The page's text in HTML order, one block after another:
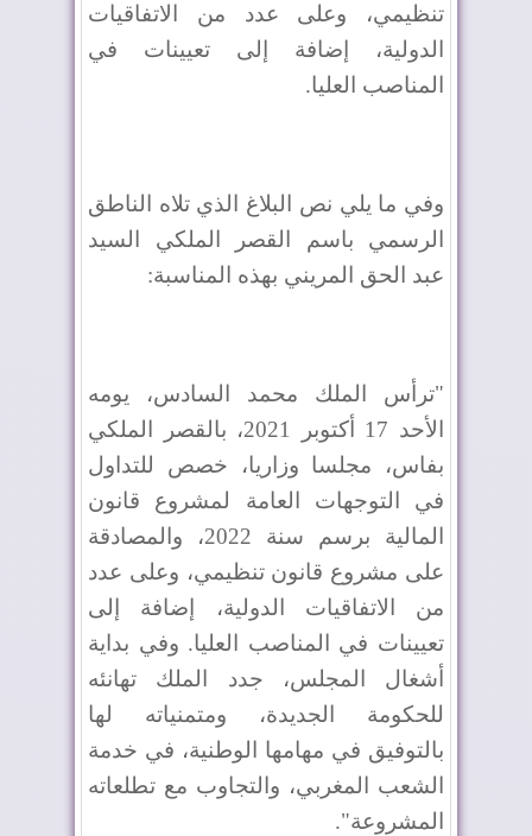
تنظيمي، وعلى عدد من الاتفاقيات
الدولية، إضافة إلى تعيينات في
المناصب العليا.
وفي ما يلي نص البلاغ الذي تلاه الناطق
الرسمي باسم القصر الملكي السيد
عبد الحق المريني بهذه المناسبة:
"ترأس الملك محمد السادس، يومه
الأحد 17 أكتوبر 2021، بالقصر الملكي
بفاس، مجلسا وزاريا، خصص للتداول
في التوجهات العامة لمشروع قانون
المالية برسم سنة 2022، والمصادقة
على مشروع قانون تنظيمي، وعلى عدد
من الاتفاقيات الدولية، إضافة إلى
تعيينات في المناصب العليا. وفي بداية
أشغال المجلس، جدد الملك تهانئه
للحكومة الجديدة، ومتمنياته لها
بالتوفيق في مهامها الوطنية، في خدمة
الشعب المغربي، والتجاوب مع تطلعاته
المشروعة".